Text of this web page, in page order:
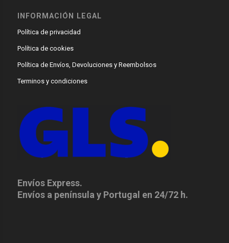
INFORMACIÓN LEGAL
Política de privacidad
Política de cookies
Política de Envíos, Devoluciones y Reembolsos
Terminos y condiciones
Envíos Express.
Envíos a península y Portugal en 24/72 h.